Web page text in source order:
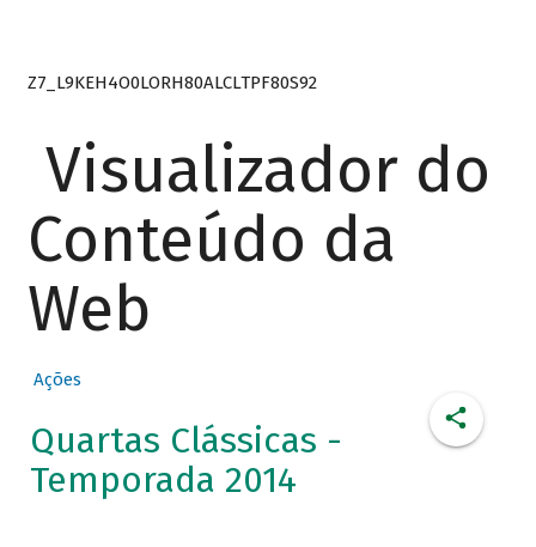
Z7_L9KEH4O0LORH80ALCLTPF80S92
Visualizador do
Conteúdo da
Web
Ações
Quartas Clássicas -
Temporada 2014